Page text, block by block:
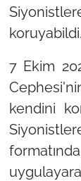
koruyabildi.
7 Ekim
kendini